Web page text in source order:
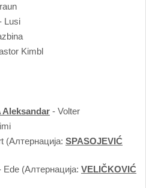
Lusi
Kimbl
Aleksandar - Volter
(Алтернација: SPASOJEVIĆ
Ede (Алтернација: VELIČKOVIĆ